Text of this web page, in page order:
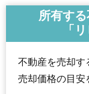
所有す
「
不動産を売却す
売却価格の目安